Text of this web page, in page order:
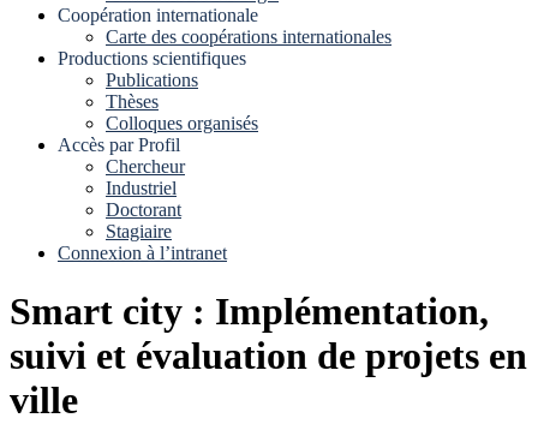
Coopération internationale
Carte des coopérations internationales
Productions scientifiques
Publications
Thèses
Colloques organisés
Accès par Profil
Chercheur
Industriel
Doctorant
Stagiaire
Connexion à l’intranet
Smart city : Implémentation,
suivi et évaluation de projets en
ville